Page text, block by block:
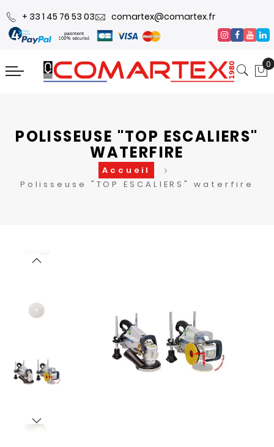
+ 33 1 45 76 53 03 comartex@comartex.fr
0
POLISSEUSE "TOP ESCALIERS"
WATERFIRE
Accueil
Polisseuse "TOP ESCALIERS" waterfire